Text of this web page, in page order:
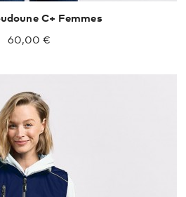
C+ Femmes
60,00 €